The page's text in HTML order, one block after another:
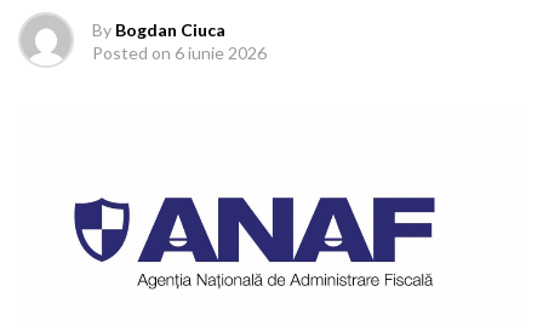
By Bogdan Ciuca
Posted on 6 iunie 2026